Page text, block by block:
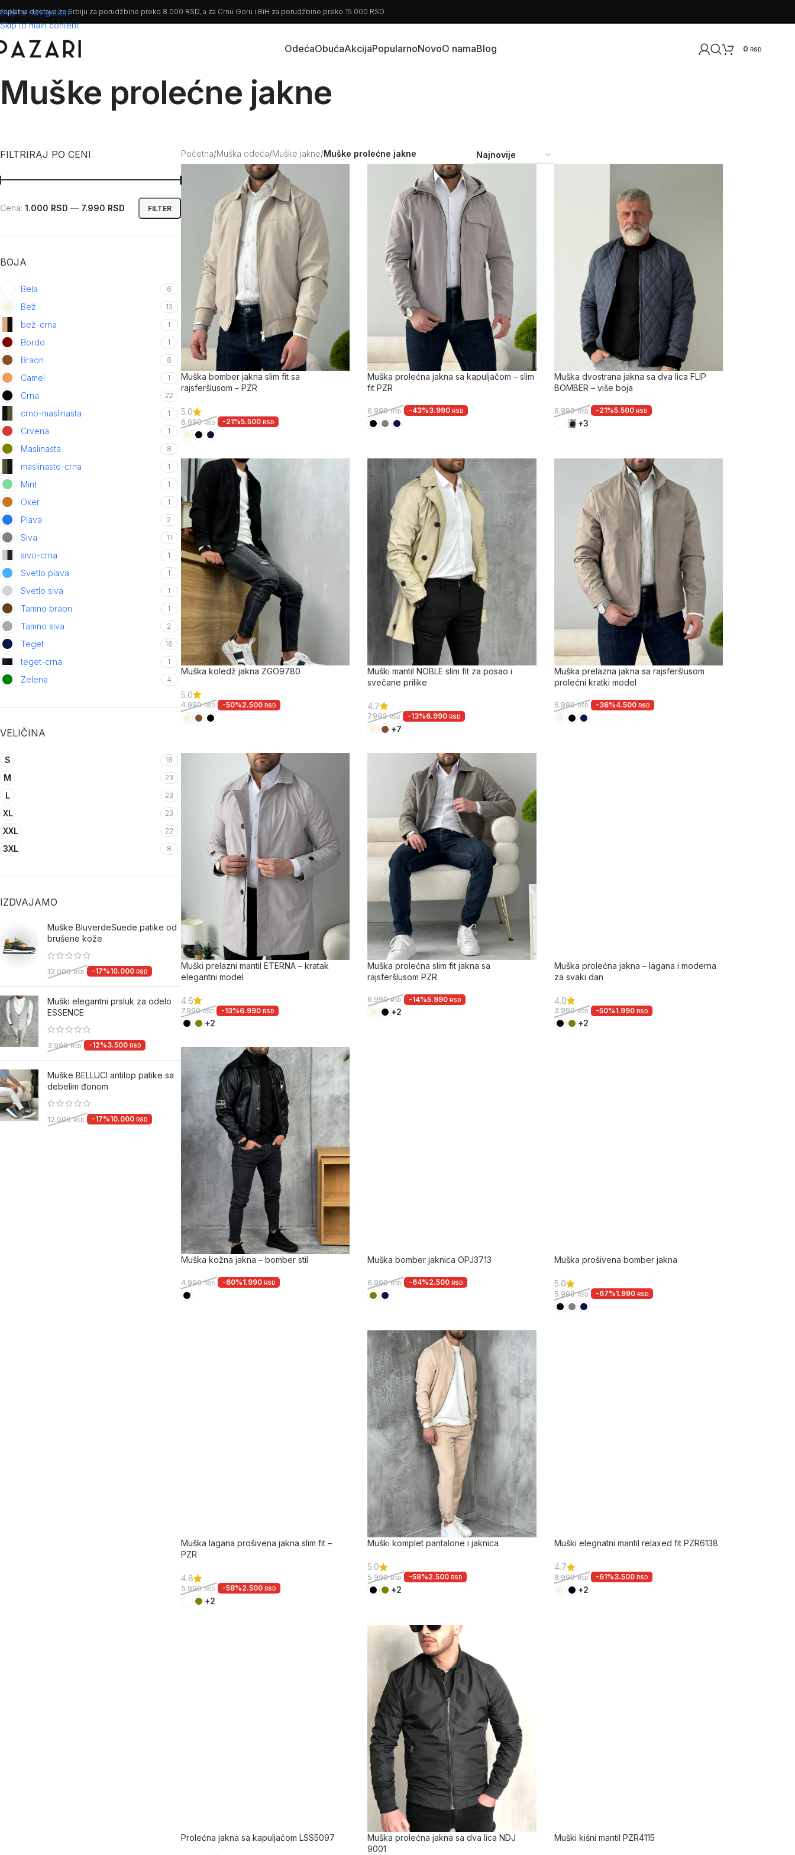
Skip to navigation
Skip to main content
dostava za Srbiju za porudžbine preko 8.000 RSD, a za Crnu Goru i BiH za porudžbine preko 15.000 RSD
OdećaObućaAkcijaPopularnoNovoO namaBlog 0 RSD
Muške prolećne jakne
FILTRIRAJ PO CENI
FILTER
Cena: 1.000 RSD — 7.990 RSD
BOJA
Bela 6
Bež 13
bež-crna 1
Bordo 1
Braon 8
Camel 1
Crna 22
crno-maslinasta 1
Crvena 1
Maslinasta 8
maslinasto-crna 1
Mint 1
Oker 1
Plava 2
Siva 11
sivo-crna 1
Svetlo plava 1
Svetlo siva 1
Tamno braon 1
Tamno siva 2
Teget 16
teget-crna 1
Zelena 4
VELIČINA
S 18
M 23
L 23
XL 23
XXL 22
3XL 8
IZDVAJAMO
Muške BluverdeSuede patike od
brušene kože
12.000RSD -17%10.000 RSD
Muški elegantni prsluk za odelo
ESSENCE
3.990RSD -12%3.500 RSD
Muške BELLUCI antilop patike sa
debelim đonom
12.000RSD -17%10.000 RSD
Početna/Muška odeća/Muške jakne/Muške prolećne jakne
Muška bomber jakna slim fit sa
rajsferšlusom – PZR
5.0
6.990RSD -21%5.500 RSD
Muška prolećna jakna sa kapuljačom – slim
fit PZR
6.990RSD -43%3.990 RSD
Muška dvostrana jakna sa dva lica FLIP
BOMBER – više boja
6.990RSD -21%5.500 RSD
+3
Muška koledž jakna ZGO9780
5.0
4.990RSD -50%2.500 RSD
Muški mantil NOBLE slim fit za posao i
svečane prilike
4.7
7.990RSD -13%6.990 RSD
+7
Muška prelazna jakna sa rajsferšlusom
prolećni kratki model
6.990RSD -36%4.500 RSD
Muški prelazni mantil ETERNA – kratak
elegantni model
4.6
7.990RSD -13%6.990 RSD
+2
Muška prolećna slim fit jakna sa
rajsferšlusom PZR
6.990RSD -14%5.990 RSD
+2
Muška prolećna jakna – lagana i moderna
za svaki dan
4.0
3.990RSD -50%1.990 RSD
+2
Muška kožna jakna – bomber stil
4.990RSD -60%1.990 RSD
Muška bomber jaknica OPJ3713
6.990RSD -64%2.500 RSD
Muška prošivena bomber jakna
5.0
5.990RSD -67%1.990 RSD
Muška lagana prošivena jakna slim fit –
PZR
4.8
5.990RSD -58%2.500 RSD
+2
Muški komplet pantalone i jaknica
5.0
5.990RSD -58%2.500 RSD
+2
Muški elegnatni mantil relaxed fit PZR6138
4.7
8.990RSD -61%3.500 RSD
+2
Prolećna jakna sa kapuljačom LSS5097
Muška prolećna jakna sa dva lica NDJ
9001
Muški kišni mantil PZR4115